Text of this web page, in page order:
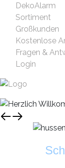
DekoAlarm
Sortiment
Großkunden
Kostenlose
Fragen &
Login